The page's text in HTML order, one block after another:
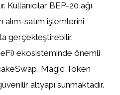
Kullanıcılar BEP-20 ağı
satım işlemlerini
gerçekleştirebilir.
ekosisteminde önemli
Magic Token
altyapı sunmaktadır.